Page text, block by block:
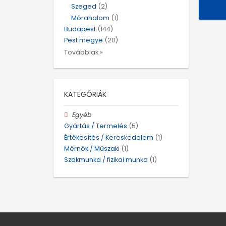
Szeged (2)
Mórahalom (1)
Budapest (144)
Pest megye (20)
Továbbiak »
KATEGÓRIÁK
Egyéb
Gyártás / Termelés (5)
Értékesítés / Kereskedelem (1)
Mérnök / Műszaki (1)
Szakmunka / fizikai munka (1)